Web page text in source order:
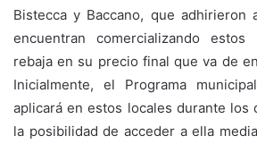
Bistecca y Baccano, que adhirieron
encuentran comercializando
rebaja en su precio final que va de
Inicialmente, el Programa
aplicará en estos locales durante los
la posibilidad de acceder a ella